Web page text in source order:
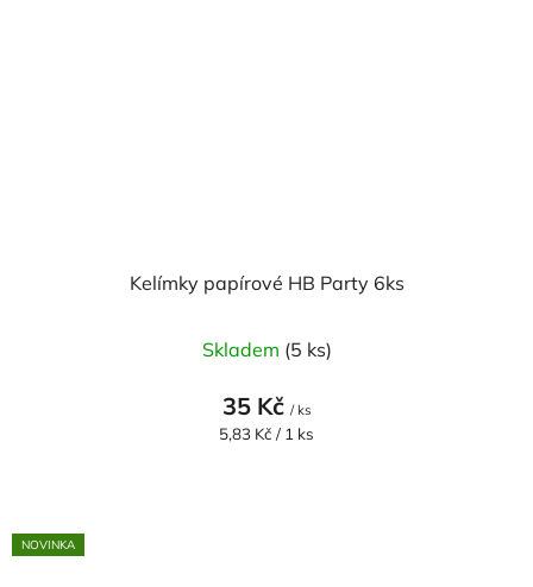
Kelímky papírové HB Party 6ks
Skladem (5 ks)
35 Kč / ks
Měrná
5,83 Kč / 1 ks
NOVINKA